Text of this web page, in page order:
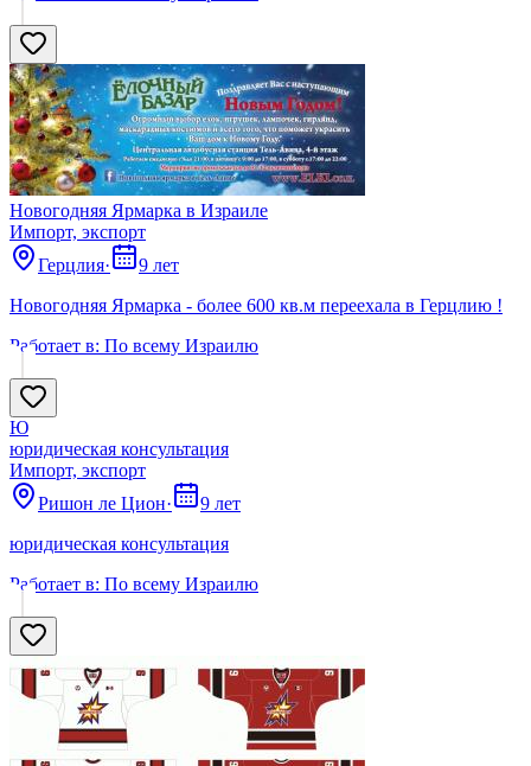
Новогодняя Ярмарка в Израиле
Импорт, экспорт
Герцлия·
9 лет
Новогодняя Ярмарка - более 600 кв.м переехала в Герцлию !
Работает в: По всему Израилю
Ю
юридическая консультация
Импорт, экспорт
Ришон ле Цион·
9 лет
юридическая консультация
Работает в: По всему Израилю